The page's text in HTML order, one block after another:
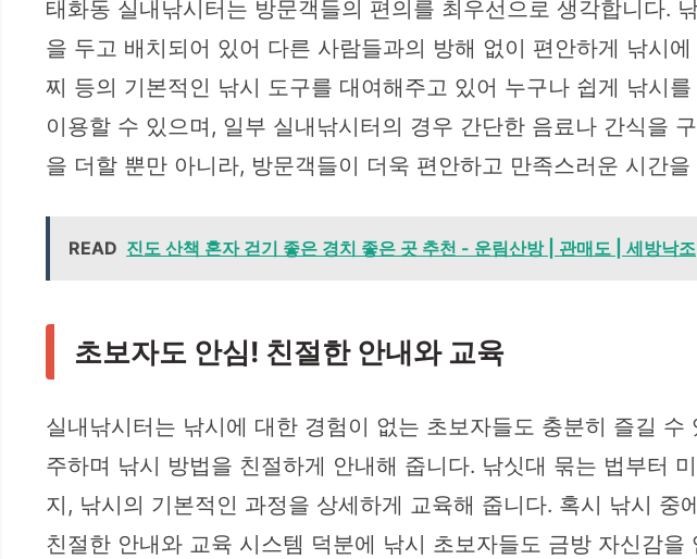
태화동 실내낚시터는 방문객들의 편의를 최우선으로 생각합니다.
을 두고 배치되어 있어 다른 사람들과의 방해 없이 편안하게 낚시
찌 등의 기본적인 낚시 도구를 대여해주고 있어 누구나 쉽게 낚시
이용할 수 있으며, 일부 실내낚시터의 경우 간단한 음료나 간식을
을 더할 뿐만 아니라, 방문객들이 더욱 편안하고 만족스러운 시간
READ 진도 산책 혼자 걷기 좋은 경치 좋은 곳 추천 - 운림산방 | 관매도 | 세방낙조
초보자도 안심! 친절한 안내와 교육
실내낚시터는 낚시에 대한 경험이 없는 초보자들도 충분히 즐길
주하며 낚시 방법을 친절하게 안내해 줍니다. 낚싯대 묶는 법부터
지, 낚시의 기본적인 과정을 상세하게 교육해 줍니다. 혹시 낚시
친절한 안내와 교육 시스템 덕분에 낚시 초보자들도 금방 자신감